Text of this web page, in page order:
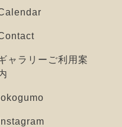
ャラリーご利用案
Instagram